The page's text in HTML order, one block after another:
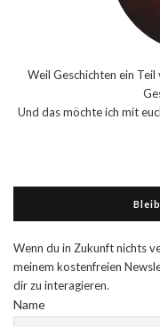
Weil Geschichten ein
Und das möchte ich mit
Wenn du in Zukunft nichts
meinem kostenfreien
dir zu interagieren.
Name